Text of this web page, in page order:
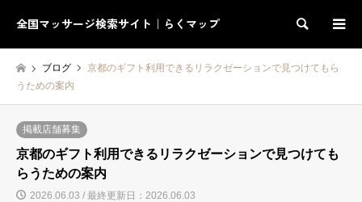
全国マッサージ検索サイト｜らくマップ 検索
ブログ
京都のギフト利用できるリラクゼーションで見つけてもら
うための案内
掲載店舗募集
京都のギフト利用できるリラクゼーションで見つけても
らうための案内
2026.06.03 / 最終更新日：2026.06.03